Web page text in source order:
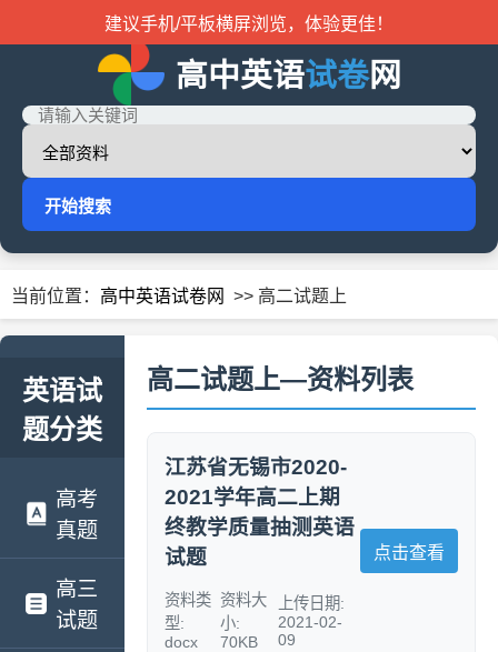
建议手机/平板横屏浏览，体验更佳！
高中英语试卷网
开始搜索
当前位置： 高中英语试卷网 >> 高二试题上
英语试
题分类
高考
真题
高三
试题
高二试题上—资料列表
江苏省无锡市2020-
2021学年高二上期
终教学质量抽测英语
试题
资料类
型:
docx
资料大
小:
70KB
上传日期:
2021-02-
09
点击查看